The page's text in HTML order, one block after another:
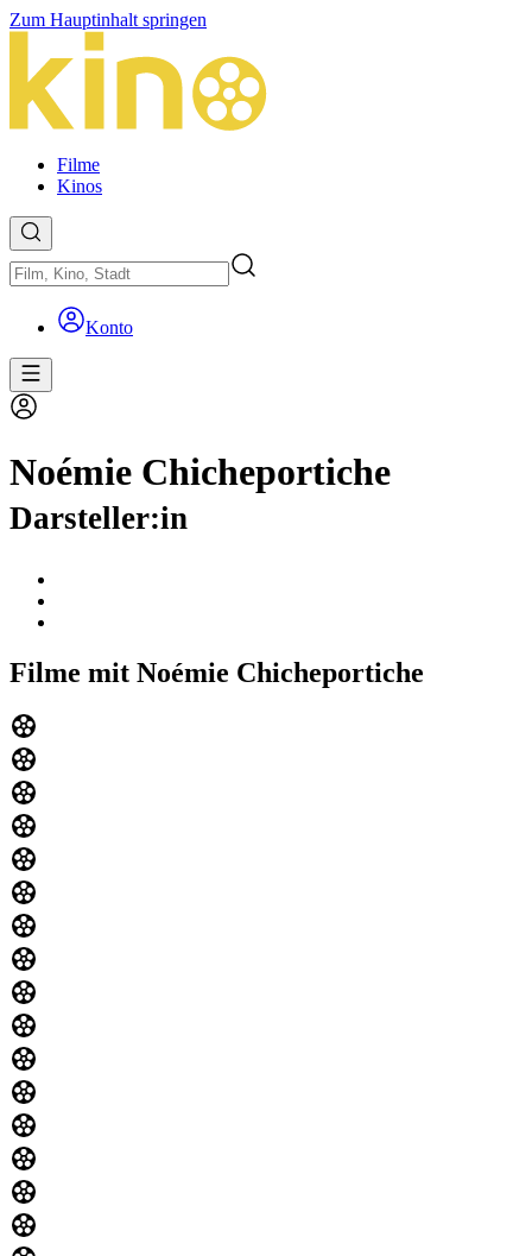
Zum Hauptinhalt springen
Filme
Kinos
Konto
Noémie Chicheportiche
Darsteller:in
Filme mit Noémie Chicheportiche